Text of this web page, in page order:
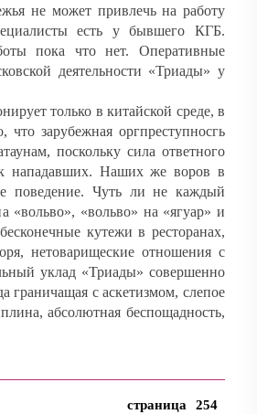
не может привлечь на работу
есть у бывшего КГБ.
пока что нет. Оперативные
деятельности «Триады» у
только в китайской среде, в
что зарубежная оргпреступносгь
поскольку сила ответного
нападавших. Наших же воров в
поведение. Чуть ли не каждый
«вольво», «вольво» на «ягуар» и
кутежи в ресторанах,
нетоварищеские отношения с
уклад «Триады» совершенно
граничащая с аскетизмом, слепое
абсолютная беспощадность,
254